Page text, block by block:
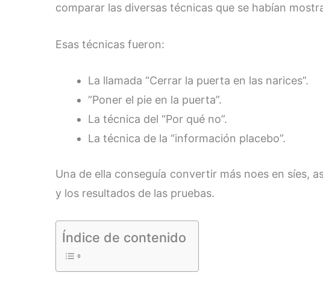
comparar las diversas técnicas que se habían
Esas técnicas fueron:
La llamada “Cerrar la puerta en las narices”.
“Poner el pie en la puerta”.
La técnica del “Por qué no”.
La técnica de la “información placebo”.
Una de ella conseguía convertir más noes en síes,
y los resultados de las pruebas.
Índice de contenido